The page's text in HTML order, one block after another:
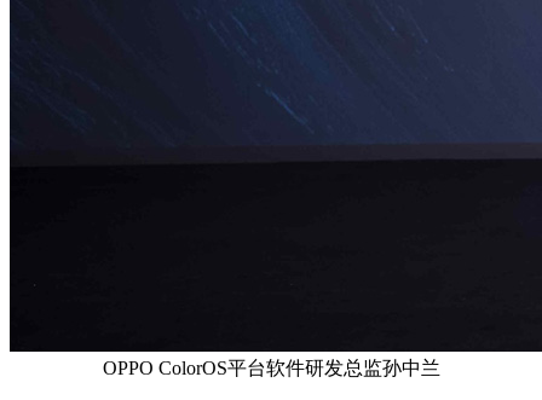
OPPO ColorOS平台软件研发总监孙中兰